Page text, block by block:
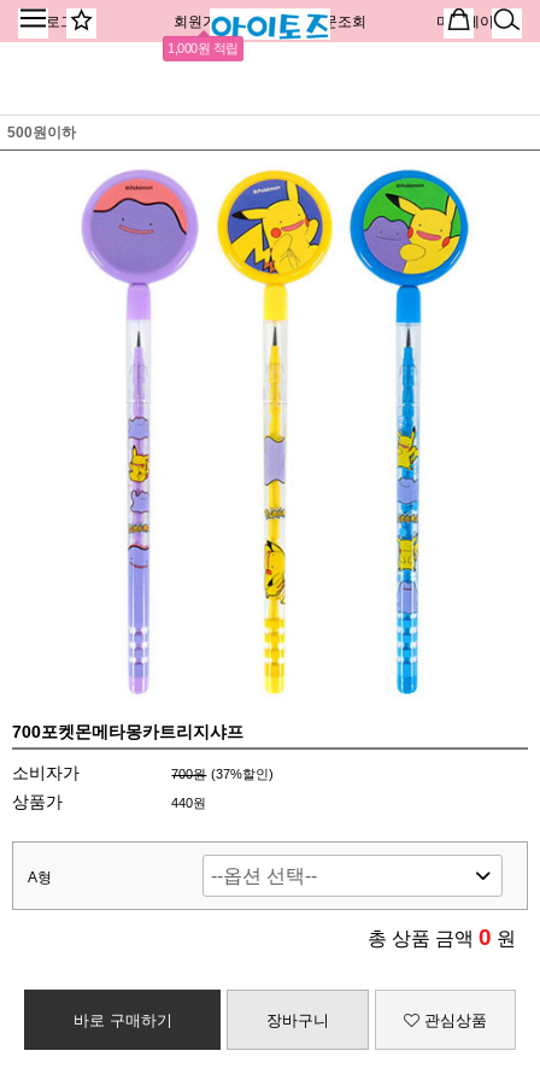
로그인 회원가입
1,000원 적립
주문조회 마이페이지
500원이하
700포켓몬메타몽카트리지샤프
소비자가 700원 (37%할인)
상품가 440원
A형
총 상품 금액 0 원
바로 구매하기 장바구니 관심상품